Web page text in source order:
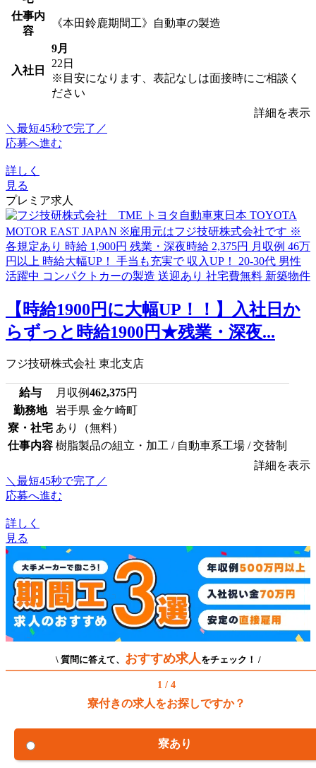
仕事内
容
《本田鈴鹿期間工》自動車の製造
入社日
9月
22日
※目安になります、表記なしは面接時にご相談く
ださい
詳細を表示
＼最短45秒で完了／
応募へ進む
詳しく
見る
プレミア求人
【時給1900円に大幅UP！！】入社日か
らずっと時給1900円★残業・深夜...
フジ技研株式会社 東北支店
給与 月収例462,375円
勤務地
岩手県 金ケ崎町
寮・社宅 あり（無料）
仕事内容 樹脂製品の組立・加工 / 自動車系工場 / 交替制
詳細を表示
＼最短45秒で完了／
応募へ進む
詳しく
見る
\ 質問に答えて、 おすすめ求人をチェック！ /
1 / 4
寮付きの求人をお探しですか？
寮あり